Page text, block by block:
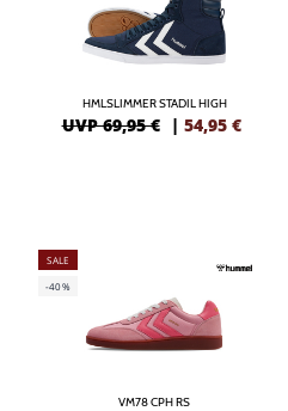
HMLSLIMMER STADIL HIGH
UVP 69,95 € | 54,95 €
SALE
-40%
VM78 CPH RS